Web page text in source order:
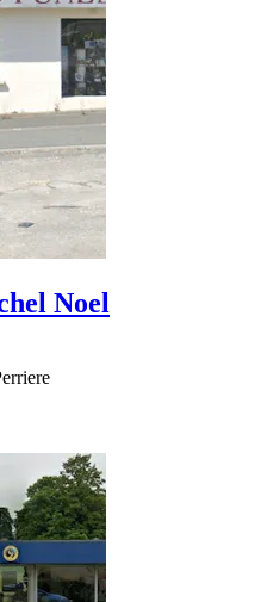
Noel